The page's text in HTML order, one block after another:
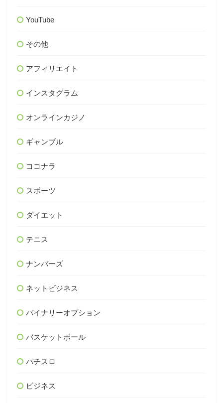
YouTube
その他
アフィリエイト
インスタグラム
オンラインカジノ
ギャンブル
ココナラ
スポーツ
ダイエット
テニス
ナンバーズ
ネットビジネス
バイナリーオプション
バスケットボール
パチスロ
ビジネス